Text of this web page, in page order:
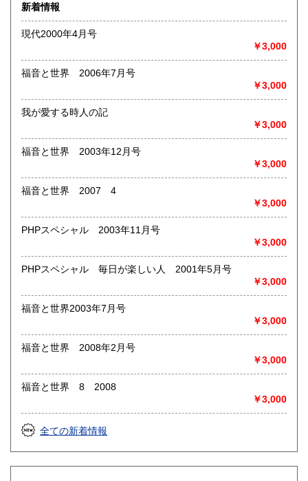
術・アート・建築・書道・理工学・東洋医学・ビジネス書・
武道・山岳・オカルト・幻想文学・サブカルチャー・70年
代、80年代アイドル・アニメ・漫画・雑誌・アダルト・マニ
◎メディア商品【ジャズ・ロック・クラシック・映画・アニ
メ・ゲーム・声優・アイドル・ビジネス・アダルト・車・バ
EP、カセット、ポスター、おもちゃ、グッズ、パンフレット
などマニアックなものを中心に高価買取
ンタイア・和本・漢籍・戦争㊙︎資料・書道具・茶道具・戦前
絵はがき・鳥瞰図・古地図・浮世絵・軸・拓本・印譜・エロ
グロ】など古いものの中には希少価値の高いものも多数ござ
いますので価値がないと処分される前に是非 ｢古本倶楽部｣ま
沿線名：-
営業時間：-
定休日：-
書籍の買取について
○出張買取は通常、東海圏のみ
※お売り頂ける本の量や質が見込める場合は関東〜近畿エリ
ア要相談
例
【大学の研究室の整理】
【遺品整理で古い紙モノや道具など価値の有無が分からない
ものがある】
【神社仏閣、蔵の整理、中国古典籍など査定にかなりの専門
知識を要する】
新着情報
現代2000年4月号
￥3,000
福音と世界 2006年7月号
￥3,000
我が愛する時人の記
￥3,000
福音と世界 2003年12月号
￥3,000
福音と世界 2007 4
￥3,000
PHPスペシャル 2003年11月号
￥3,000
PHPスペシャル 毎日が楽しい人 2001年5月号
￥3,000
福音と世界2003年7月号
￥3,000
福音と世界 2008年2月号
￥3,000
福音と世界 8 2008
￥3,000
全ての新着情報